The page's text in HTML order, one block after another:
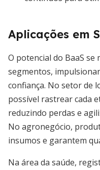
Aplicações em
O potencial do BaaS se
segmentos,
confiança. No setor de
possível rastrear cada
reduzindo perdas e
No agronegócio,
insumos e garantem
Na área da saúde,